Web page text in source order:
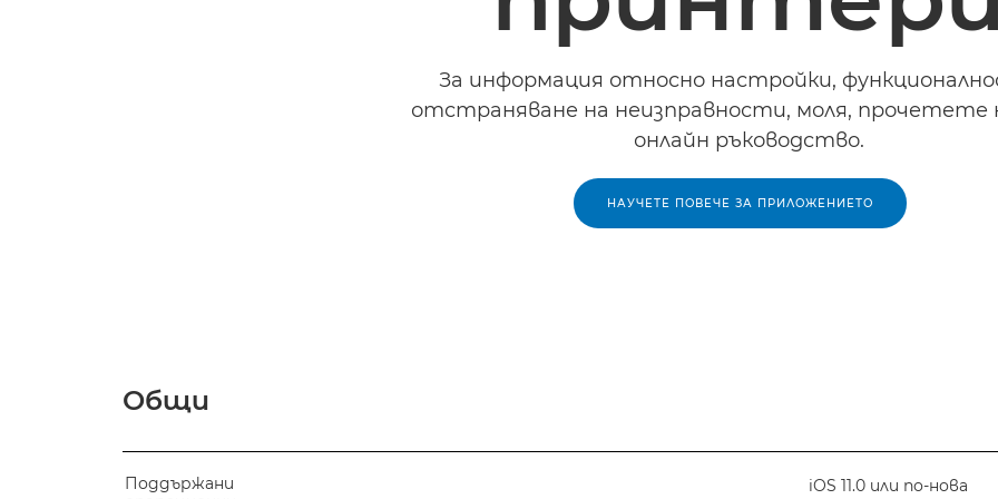
За информация относно настройки,
отстраняване на неизправности, моля,
онлайн ръководство.
НАУЧЕТЕ ПОВЕЧЕ ЗА ПРИЛОЖЕНИЕТО
Общи
Поддържани
iOS 11.0 или по-нова